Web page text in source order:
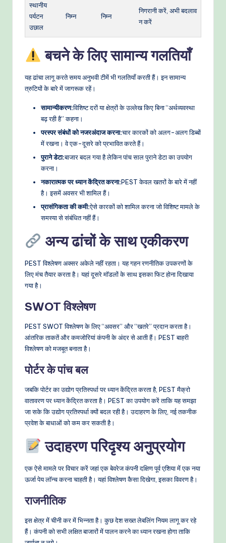
स्थानीय
पर्यटन
उछाल
निम्न निम्न
निगरानी करें, अभी बदलाव
न करें
बचने के लिए सामान्य गलतियाँ
यह ढांचा लागू करते समय अनुभवी टीमें भी गलतियाँ करती हैं। इन सामान्य
त्रुटियों के बारे में जागरूक रहें।
सामान्यीकरण:विशिष्ट दरों या क्षेत्रों के उल्लेख किए बिना “अर्थव्यवस्था
बढ़ रही है” कहना।
परस्पर संबंधों को नजरअंदाज करना:चार कारकों को अलग-अलग डिब्बों
में रखना। वे एक-दूसरे को प्रभावित करते हैं।
पुराने डेटा:बाजार बदल गया है लेकिन पांच साल पुराने डेटा का उपयोग
करना।
नकारात्मक पर ध्यान केंद्रित करना:PEST केवल खतरों के बारे में नहीं
है। इसमें अवसर भी शामिल हैं।
प्रासंगिकता की कमी:ऐसे कारकों को शामिल करना जो विशिष्ट मामले के
समस्या से संबंधित नहीं हैं।
अन्य ढांचों के साथ एकीकरण
PEST विश्लेषण अक्सर अकेले नहीं रहता। यह गहन रणनीतिक उपकरणों के
लिए मंच तैयार करता है। यहां दूसरे मॉडलों के साथ इसका फिट होना दिखाया
गया है।
SWOT विश्लेषण
PEST SWOT विश्लेषण के लिए “अवसर” और “खतरे” प्रदान करता है।
आंतरिक ताकतें और कमजोरियां कंपनी के अंदर से आती हैं। PEST बाहरी
विश्लेषण को मजबूत बनाता है।
पोर्टर के पांच बल
जबकि पोर्टर का उद्योग प्रतिस्पर्धा पर ध्यान केंद्रित करता है, PEST मैक्रो
वातावरण पर ध्यान केंद्रित करता है। PEST का उपयोग करें ताकि यह समझा
जा सके कि उद्योग प्रतिस्पर्धा क्यों बदल रही है। उदाहरण के लिए, नई तकनीक
प्रवेश के बाधाओं को कम कर सकती है।
उदाहरण परिदृश्य अनुप्रयोग
एक ऐसे मामले पर विचार करें जहां एक बेवरेज कंपनी दक्षिण पूर्व एशिया में एक नया
ऊर्जा पेय लॉन्च करना चाहती है। यहां विश्लेषण कैसा दिखेगा, इसका विवरण है।
राजनीतिक
इस क्षेत्र में चीनी कर में भिन्नता है। कुछ देश सख्त लेबलिंग नियम लागू कर रहे
हैं। कंपनी को सभी लक्षित बाजारों में पालन करने का ध्यान रखना होगा ताकि